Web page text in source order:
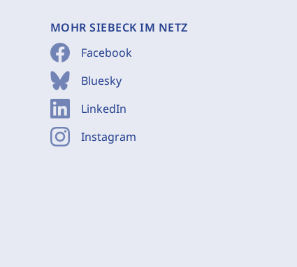
MOHR SIEBECK IM NETZ
Facebook
Bluesky
LinkedIn
Instagram